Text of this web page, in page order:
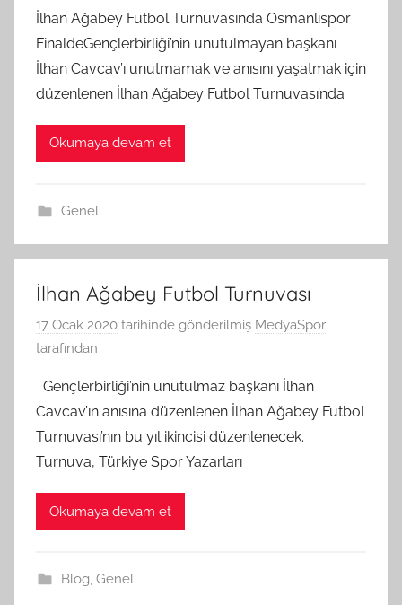
İlhan Ağabey Futbol Turnuvasında Osmanlıspor
FinaldeGençlerbirliği’nin unutulmayan başkanı
İlhan Cavcav’ı unutmamak ve anısını yaşatmak için
düzenlenen İlhan Ağabey Futbol Turnuvası’nda
Okumaya devam et
Genel
İlhan Ağabey Futbol Turnuvası
17 Ocak 2020 tarihinde gönderilmiş MedyaSpor
tarafından
Gençlerbirliği’nin unutulmaz başkanı İlhan
Cavcav’ın anısına düzenlenen İlhan Ağabey Futbol
Turnuvası’nın bu yıl ikincisi düzenlenecek.
Turnuva, Türkiye Spor Yazarları
Okumaya devam et
Blog, Genel